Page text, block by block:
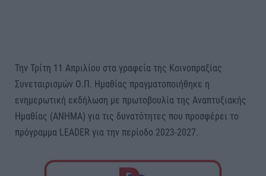
Την Τρίτη 11 Απριλίου στα γραφεία της Κοινοπραξίας
Συνεταιρισμών Ο.Π. Ημαθίας πραγματοποιήθηκε η
ενημερωτική εκδήλωση με πρωτοβουλία της Αναπτυξιακής
Ημαθίας (ΑΝΗΜΑ) για τις δυνατότητες που προσφέρει το
πρόγραμμα LEADER για την περίοδο 2023-2027.